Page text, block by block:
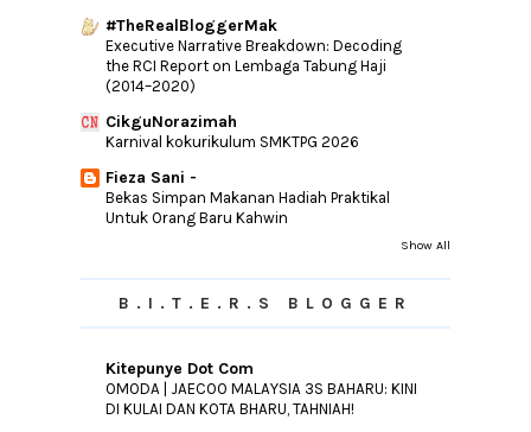
Give Away Bernilai RM500 by Nurfuzie &
Mamalink
Kerana Nyamuk!
TM E- Billing Di Tangguhkan Sehingga Julai
2016
Jika Tiada Bahu Untuk Bersandar..
Percutian Di Hujung Tahun 2015 Dan Di
Awal Tahun 2016
MAA TAKAFUL CASH GIVEAWAY by
100K, Terima Kasih
Jawapan Itu Ada Pada Diri Sendiri
Permulaan Yang Baik Untuk 2016
#TheRealBloggerMak
Executive Narrative Breakdown: Decoding
the RCI Report on Lembaga Tabung Haji
(2014–2020)
CikguNorazimah
Karnival kokurikulum SMKTPG 2026
Fieza Sani -
Bekas Simpan Makanan Hadiah Praktikal
Untuk Orang Baru Kahwin
Show All
B.I.T.E.R.S BLOGGER
Kitepunye Dot Com
OMODA | JAECOO MALAYSIA 3S BAHARU: KINI
DI KULAI DAN KOTA BHARU, TAHNIAH!